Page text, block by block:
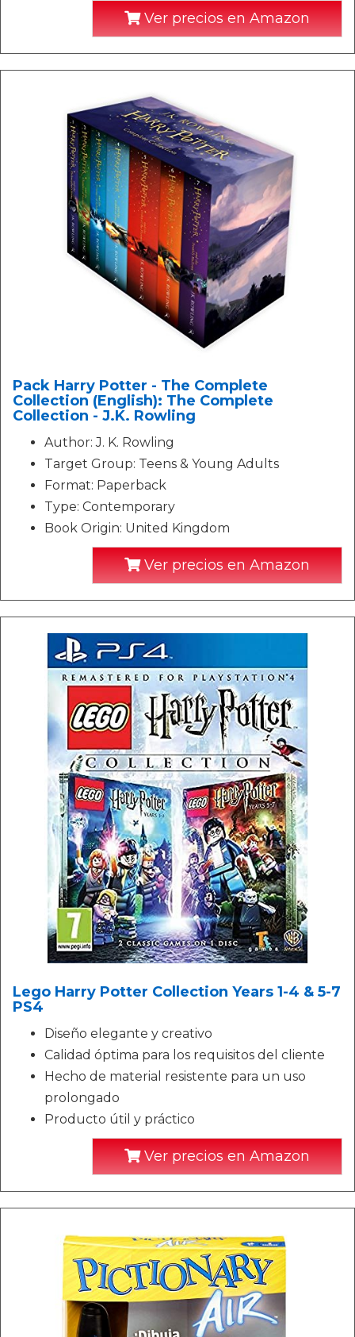
Ver precios en Amazon
Pack Harry Potter - The Complete
Collection (English): The Complete
Collection - J.K. Rowling
Author: J. K. Rowling
Target Group: Teens & Young Adults
Format: Paperback
Type: Contemporary
Book Origin: United Kingdom
Ver precios en Amazon
Lego Harry Potter Collection Years 1-4 & 5-7
PS4
Diseño elegante y creativo
Calidad óptima para los requisitos del cliente
Hecho de material resistente para un uso
prolongado
Producto útil y práctico
Ver precios en Amazon